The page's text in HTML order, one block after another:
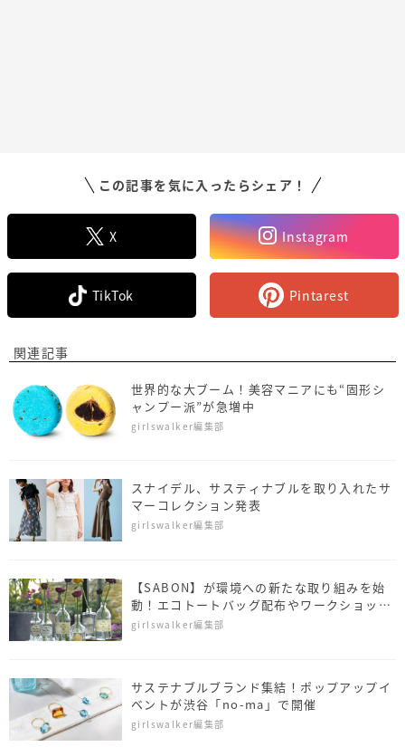
この記事を気に入ったらシェア！
X Instagram
TikTok Pintarest
関連記事
世界的な大ブーム！美容マニアにも“固形シ
ャンプー派”が急増中
girlswalker編集部
スナイデル、サスティナブルを取り入れたサ
マーコレクション発表
girlswalker編集部
【SABON】が環境への新たな取り組みを始
動！エコトートバッグ配布やワークショップ
も
girlswalker編集部
サステナブルブランド集結！ポップアップイ
ベントが渋谷「no-ma」で開催
girlswalker編集部